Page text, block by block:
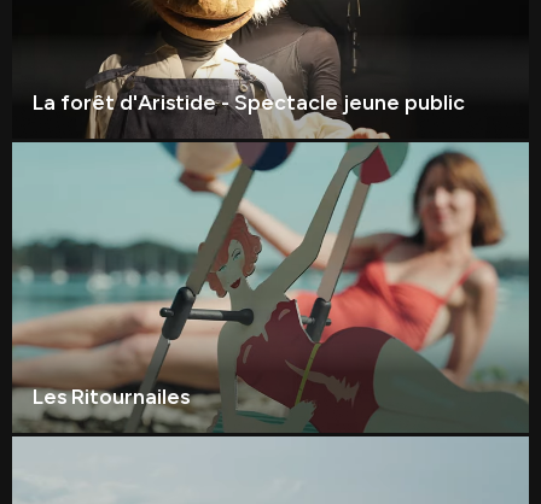
La forêt d'Aristide - Spectacle jeune public
Les Ritournailes